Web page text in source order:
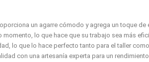
un agarre cómodo y agrega un toque
lo que hace que su trabajo sea más
lo que lo hace perfecto tanto para el taller
con una artesanía experta para un